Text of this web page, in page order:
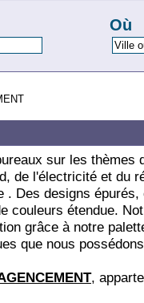
Où
sur les thèmes
de l'électricité et du
. Des designs épurés,
couleurs étendue.
grâce à notre
que nous
,